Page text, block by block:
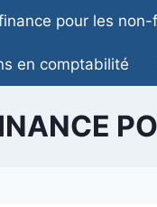
pour les non-
en comptabilité